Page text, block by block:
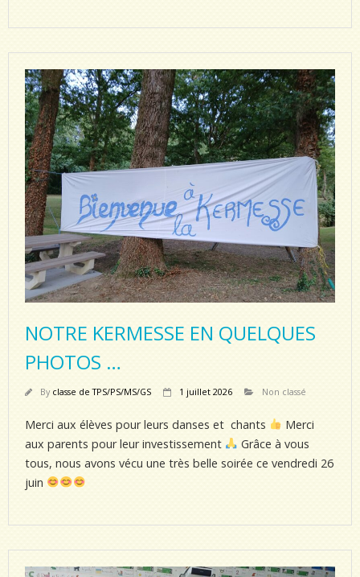
NOTRE KERMESSE EN QUELQUES
PHOTOS …
By classe de TPS/PS/MS/GS 1 juillet 2026 Non classé
Merci aux élèves pour leurs danses et chants
Merci
aux parents pour leur investissement
Grâce à vous
tous, nous avons vécu une très belle soirée ce vendredi 26
juin